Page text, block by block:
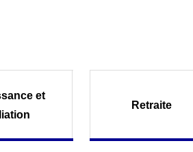
et
Retraite